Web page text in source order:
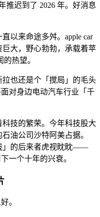
推迟到了 2026 年。好消息
以来命途多舛。apple car
大，野心勃勃，承载着苹
热望。
也还是个「搅局」的毛头
对身边电动汽车行业「千
技的繁荣。今年科技股大
油公司沙特阿美占据。
」的后来者虎视眈眈——
一个十年的兴衰。
。